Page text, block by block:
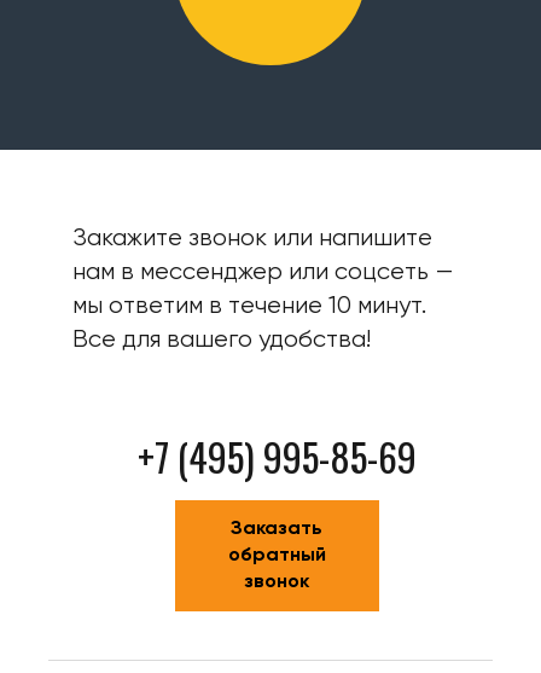
Закажите звонок или напишите
нам в мессенджер или соцсеть —
мы ответим в течение 10 минут.
Все для вашего удобства!
+7 (495) 995-85-69
Заказать
обратный
звонок